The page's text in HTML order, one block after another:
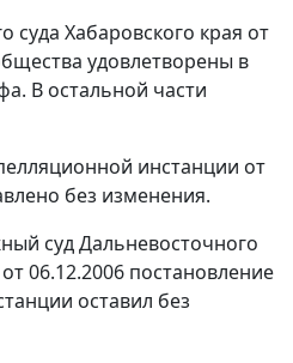
Хабаровского края от
удовлетворены в
В остальной части
инстанции от
без изменения.
суд Дальневосточного
06.12.2006 постановление
оставил без